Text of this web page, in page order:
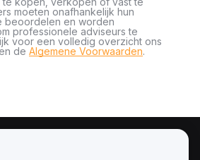
moeten onafhankelijk hun
beoordelen en worden
professionele adviseurs te
voor een volledig overzicht ons
en de Algemene Voorwaarden.